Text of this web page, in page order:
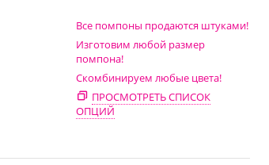
Все помпоны продаются штуками!
Изготовим любой размер
помпона!
Скомбинируем любые цвета!
ПРОСМОТРЕТЬ СПИСОК
ОПЦИЙ